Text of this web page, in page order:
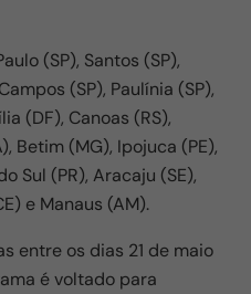
(SP), Santos (SP),
(SP), Paulínia (SP),
(DF), Canoas (RS),
Betim (MG), Ipojuca (PE),
Sul (PR), Aracaju (SE),
e Manaus (AM).
entre os dias 21 de maio
é voltado para